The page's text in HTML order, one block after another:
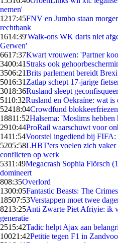
nemen'
1217:45FNV en Jumbo staan
rechtbank
1614:39'Walk-ons WK darts niet
Gerwen'
6617:37Kwart vrouwen: 'Partner
3400:41 Straks ook
3506:21Brits parlement bereidt
5016:31 Zatlap schept 17-jarige
3018:36Rusland sleept
5110:32Rusland en Oekraïne: wat is
52418:04Crowdfund
18811:52Halsema: 'Moslims hebben
2910:44ProRail waarschuwt voor
1411:54Voorstel ingediend bij
5205:58LHBT'ers voelen zich vaker
conflicten op werk
5311:49Megacrash Sophia Flörsch
domineert
808:35Overlord
1300:05Fantastic Beasts: The
18507:53Verstappen moet twee
8213:25Anti Zwarte Piet Afriyie: ik
generatie
2515:42Tadic helpt Ajax aan
10021:42Petitie tegen F1 in